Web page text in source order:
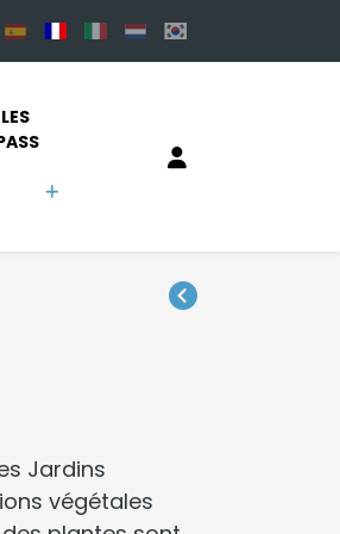
LES
Jardins
végétales